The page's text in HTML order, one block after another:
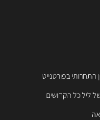
ליל כל הקדושים